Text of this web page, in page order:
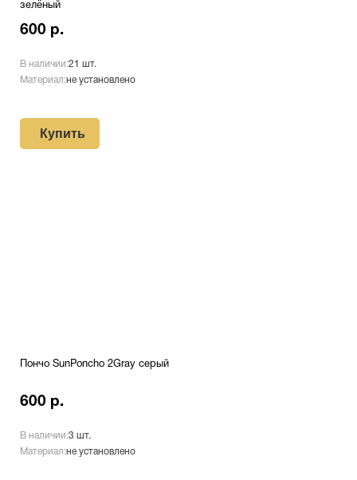
зелёный
600 р.
В наличии:21 шт.
Материал:не установлено
Купить
Пончо SunPoncho 2Gray серый
600 р.
В наличии:3 шт.
Материал:не установлено